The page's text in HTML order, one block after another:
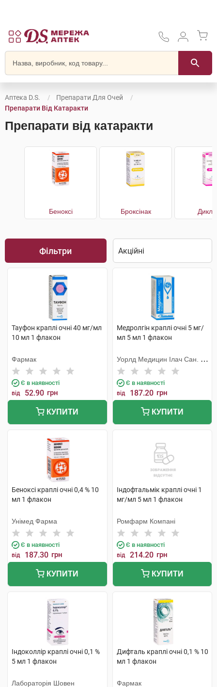
Аптека D.S.
Препарати Для Очей
Препарати Від Катаракти
Препарати від катаракти
Беноксі Броксінак
Фільтри
Тауфон краплі очні 40 мг/мл
10 мл 1 флакон
Фармак
Є в наявності
від 52.90 грн
КУПИТИ
Медролгін краплі очні 5 мг/
мл 5 мл 1 флакон
Уорлд Медицин Ілач Сан. Ве
Тідж
Є в наявності
від 187.20 грн
КУПИТИ
Беноксі краплі очні 0,4 % 10
мл 1 флакон
Унімед Фарма
Є в наявності
від 187.30 грн
КУПИТИ
Індофтальмік краплі очні 1
мг/мл 5 мл 1 флакон
Ромфарм Компані
Є в наявності
від 214.20 грн
КУПИТИ
Індоколлір краплі очні 0,1 %
5 мл 1 флакон
Лабораторія Шовен
Дифталь краплі очні 0,1 % 10
мл 1 флакон
Фармак